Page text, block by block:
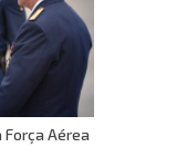
Força Aérea